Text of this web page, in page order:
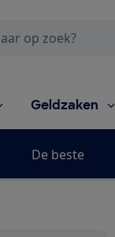
Geldzaken
De beste